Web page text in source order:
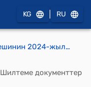
KG RU
Барпы айылдык кеңешинин 2024-жылынын 19-январындагы №20/6 “Барпы айыл ѳкмѳтүнүн 2023-жыл ичинде аткарган жумуштарынын отчетун угуу жана жыйынтыктоо жѳнүндѳ” токтому
Шилтеме документтер